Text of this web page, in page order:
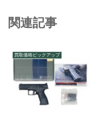
関連記事
買取価格ピックアップ